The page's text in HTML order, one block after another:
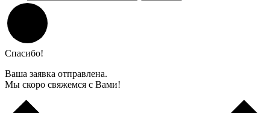
Спасибо!
Ваша заявка отправлена.
Мы скоро свяжемся с Вами!